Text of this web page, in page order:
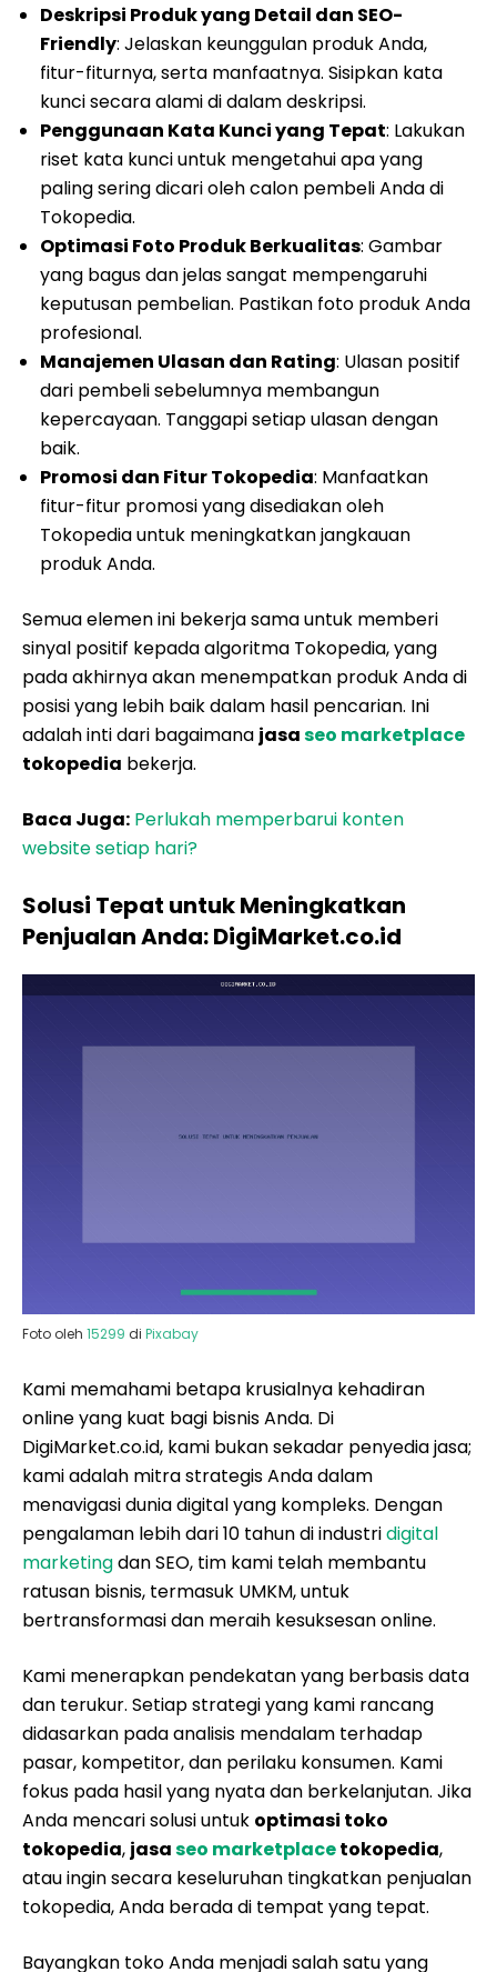
Deskripsi Produk yang Detail dan SEO-
Friendly: Jelaskan keunggulan produk Anda,
fitur-fiturnya, serta manfaatnya. Sisipkan kata
kunci secara alami di dalam deskripsi.
Penggunaan Kata Kunci yang Tepat: Lakukan
riset kata kunci untuk mengetahui apa yang
paling sering dicari oleh calon pembeli Anda di
Tokopedia.
Optimasi Foto Produk Berkualitas: Gambar
yang bagus dan jelas sangat mempengaruhi
keputusan pembelian. Pastikan foto produk Anda
profesional.
Manajemen Ulasan dan Rating: Ulasan positif
dari pembeli sebelumnya membangun
kepercayaan. Tanggapi setiap ulasan dengan
baik.
Promosi dan Fitur Tokopedia: Manfaatkan
fitur-fitur promosi yang disediakan oleh
Tokopedia untuk meningkatkan jangkauan
produk Anda.
Semua elemen ini bekerja sama untuk memberi
sinyal positif kepada algoritma Tokopedia, yang
pada akhirnya akan menempatkan produk Anda di
posisi yang lebih baik dalam hasil pencarian. Ini
adalah inti dari bagaimana jasaseo marketplace
tokopedia bekerja.
Baca Juga: Perlukah memperbarui konten
website setiap hari?
Solusi Tepat untuk Meningkatkan
Penjualan Anda: DigiMarket.co.id
Foto oleh 15299 di Pixabay
Kami memahami betapa krusialnya kehadiran
online yang kuat bagi bisnis Anda. Di
DigiMarket.co.id, kami bukan sekadar penyedia jasa;
kami adalah mitra strategis Anda dalam
menavigasi dunia digital yang kompleks. Dengan
pengalaman lebih dari 10 tahun di industridigital
marketingdan SEO, tim kami telah membantu
ratusan bisnis, termasuk UMKM, untuk
bertransformasi dan meraih kesuksesan online.
Kami menerapkan pendekatan yang berbasis data
dan terukur. Setiap strategi yang kami rancang
didasarkan pada analisis mendalam terhadap
pasar, kompetitor, dan perilaku konsumen. Kami
fokus pada hasil yang nyata dan berkelanjutan. Jika
Anda mencari solusi untuk optimasi toko
tokopedia, jasaseo marketplacetokopedia,
atau ingin secara keseluruhan tingkatkan penjualan
tokopedia, Anda berada di tempat yang tepat.
Bayangkan toko Anda menjadi salah satu yang